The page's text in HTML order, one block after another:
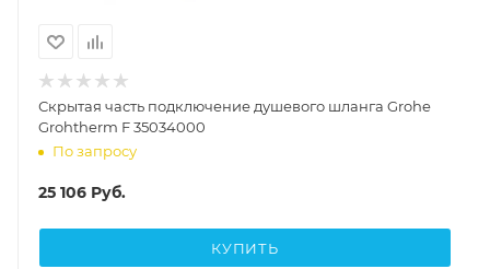
Скрытая часть подключение душевого шланга Grohe
Grohtherm F 35034000
По запросу
25 106 Руб.
КУПИТЬ